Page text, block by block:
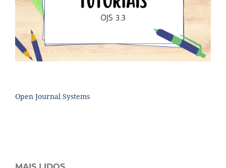
Open Journal Systems